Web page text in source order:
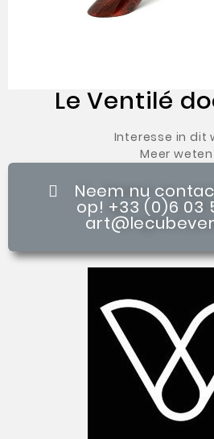
Le Ventilé
Interesse in dit
Meer
Neem nu
op! +33 (0)6 03